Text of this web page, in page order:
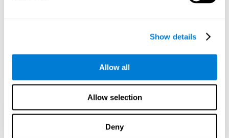
Show details
Allow all
Allow selection
Deny